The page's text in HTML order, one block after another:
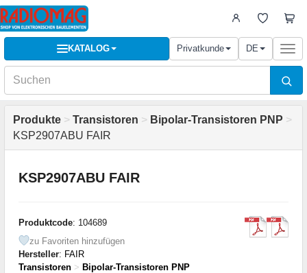
KATALOG Privatkunde DE
Produkte > Transistoren > Bipolar-Transistoren PNP >
KSP2907ABU FAIR
KSP2907ABU FAIR
Produktcode: 104689
zu Favoriten hinzufügen
Hersteller: FAIR
Transistoren > Bipolar-Transistoren PNP